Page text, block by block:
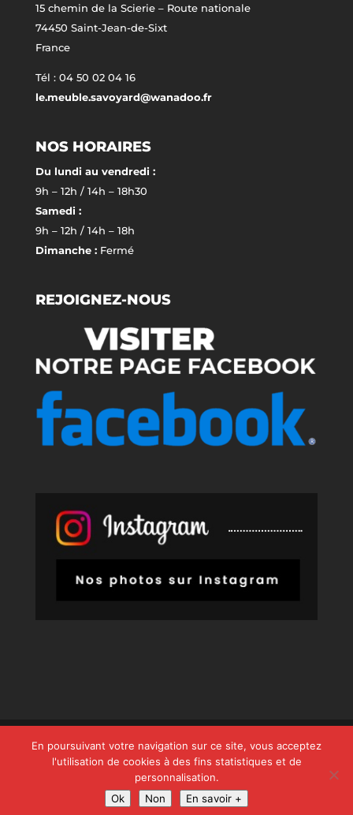
15 chemin de la Scierie – Route nationale
74450 Saint-Jean-de-Sixt
France
Tél : 04 50 02 04 16
le.meuble.savoyard@wanadoo.fr
NOS HORAIRES
Du lundi au vendredi :
9h – 12h / 14h – 18h30
Samedi :
9h – 12h / 14h – 18h
Dimanche :Fermé
REJOIGNEZ-NOUS
© Copyright 808 2026 -Les entreprises locales
-
Mentions Légales – RGPD – Protection de la vie
privée – Gestion des cookies – Médiateur de la
consommation – Bloctel
En poursuivant votre navigation sur ce site, vous acceptez
l'utilisation de cookies à des fins statistiques et de
personnalisation.
Ok
Non En savoir +